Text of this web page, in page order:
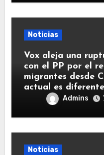
Noticias
Vox aleja una
con el PP por el
migrantes desde
actual es
Admins
Noticias